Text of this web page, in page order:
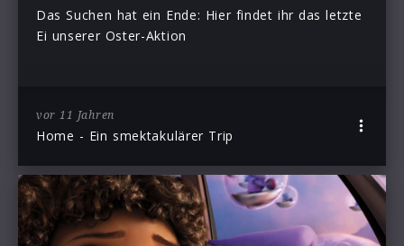
Das Suchen hat ein Ende: Hier findet ihr das letzte
Ei unserer Oster-Aktion
vor 11 Jahren
Home - Ein smektakulärer Trip